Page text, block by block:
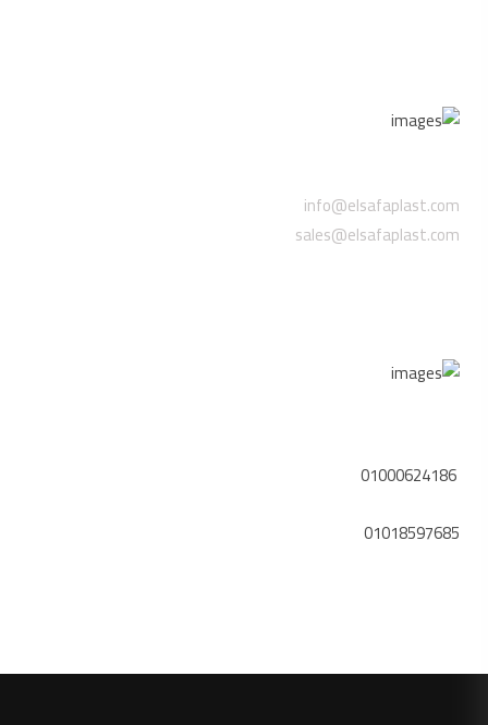
info@elsafaplast.com
sales@elsafaplast.com
01000624186
01018597685